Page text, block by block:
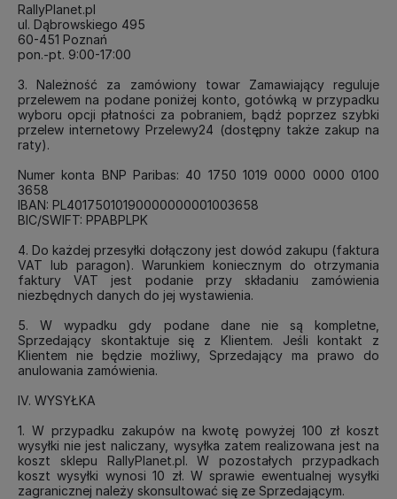
RallyPlanet.pl
ul. Dąbrowskiego 495
60-451 Poznań
pon.-pt. 9:00-17:00
3. Należność za zamówiony towar Zamawiający reguluje
przelewem na podane poniżej konto, gotówką w przypadku
wyboru opcji płatności za pobraniem, bądź poprzez szybki
przelew internetowy Przelewy24 (dostępny także zakup na
raty).
Numer konta BNP Paribas: 40 1750 1019 0000 0000 0100
3658
IBAN: PL40175010190000000001003658
BIC/SWIFT: PPABPLPK
4. Do każdej przesyłki dołączony jest dowód zakupu (faktura
VAT lub paragon). Warunkiem koniecznym do otrzymania
faktury VAT jest podanie przy składaniu zamówienia
niezbędnych danych do jej wystawienia.
5. W wypadku gdy podane dane nie są kompletne,
Sprzedający skontaktuje się z Klientem. Jeśli kontakt z
Klientem nie będzie możliwy, Sprzedający ma prawo do
anulowania zamówienia.
IV. WYSYŁKA
1. W przypadku zakupów na kwotę powyżej 100 zł koszt
wysyłki nie jest naliczany, wysyłka zatem realizowana jest na
koszt sklepu RallyPlanet.pl. W pozostałych przypadkach
koszt wysyłki wynosi 10 zł. W sprawie ewentualnej wysyłki
zagranicznej należy skonsultować się ze Sprzedającym.